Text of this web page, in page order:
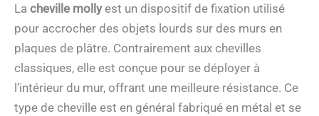
La cheville mollyest un dispositif de fixation utilisé
pour accrocher des objets lourds sur des murs en
plaques de plâtre. Contrairement aux chevilles
classiques, elle est conçue pour se déployer à
l’intérieur du mur, offrant une meilleure résistance. Ce
type de cheville est en général fabriqué en métal et se